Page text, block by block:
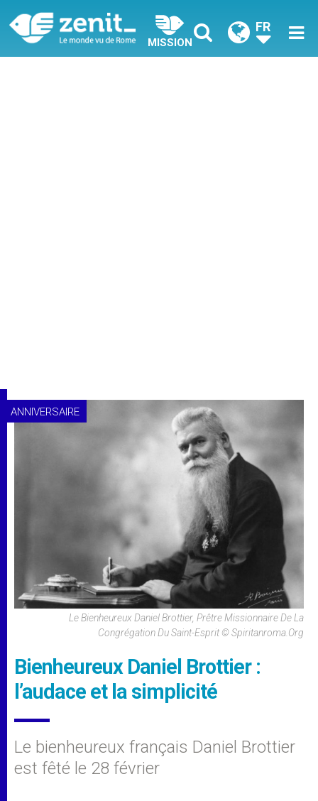
MISSION
FR
ANNIVERSAIRE
Le Bienheureux Daniel Brottier, Prêtre Missionnaire De La
Congrégation Du Saint-Esprit © Spiritanroma.org
Bienheureux Daniel Brottier :
l’audace et la simplicité
Le bienheureux français Daniel Brottier
est fêté le 28 février